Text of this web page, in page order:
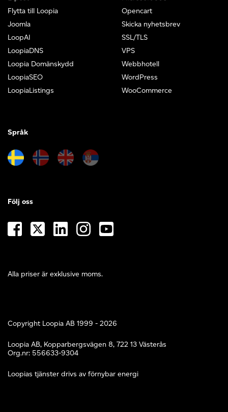
Flytta till Loopia
Joomla
LoopAI
LoopiaDNS
Loopia Domänskydd
LoopiaSEO
LoopiaListings
Opencart
Skicka nyhetsbrev
SSL/TLS
VPS
Webbhotell
WordPress
WooCommerce
Språk
Alla priser är exklusive moms.
Följ oss
Copyright Loopia AB 1999 - 2026
Loopia AB, Kopparbergsvägen 8, 722 13 Västerås
Org.nr: 556633-9304
Loopias tjänster drivs av förnybar energi